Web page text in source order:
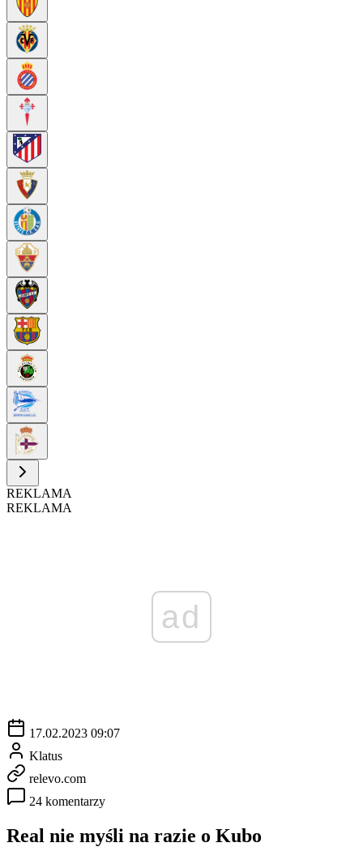
REKLAMA
REKLAMA
ad
17.02.2023 09:07
Klatus
relevo.com
24 komentarzy
Real nie myśli na razie o Kubo